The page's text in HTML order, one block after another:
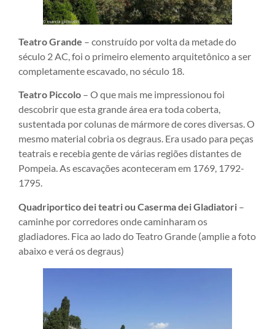
Teatro Grande – construído por volta da metade do
século 2 AC, foi o primeiro elemento arquitetônico a ser
completamente escavado, no século 18.
Teatro Piccolo – O que mais me impressionou foi
descobrir que esta grande área era toda coberta,
sustentada por colunas de mármore de cores diversas. O
mesmo material cobria os degraus. Era usado para peças
teatrais e recebia gente de várias regiões distantes de
Pompeia. As escavações aconteceram em 1769, 1792-
1795.
Quadriportico dei teatri ou Caserma dei Gladiatori –
caminhe por corredores onde caminharam os
gladiadores. Fica ao lado do Teatro Grande (amplie a foto
abaixo e verá os degraus)